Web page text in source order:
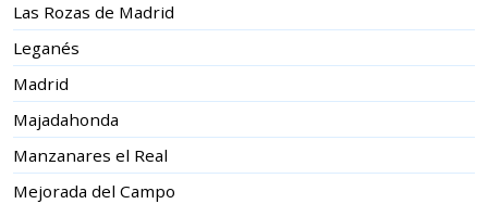
Las Rozas de Madrid
Leganés
Madrid
Majadahonda
Manzanares el Real
Mejorada del Campo